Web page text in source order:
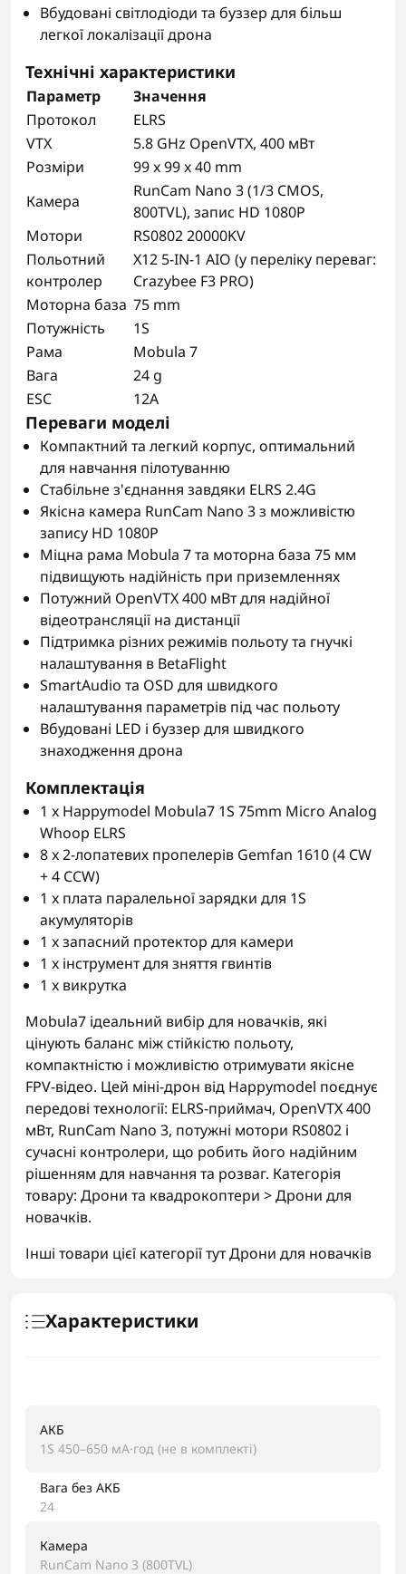
Вбудовані світлодіоди та буззер для більш
легкої локалізації дрона
Технічні характеристики
Параметр
Значення
Протокол
ELRS
VTX
5.8 GHz OpenVTX, 400 мВт
Розміри
99 x 99 x 40 mm
Камера
RunCam Nano 3 (1/3 CMOS,
800TVL), запис HD 1080P
Мотори
RS0802 20000KV
Польотний
контролер
X12 5-IN-1 AIO (у переліку переваг:
Crazybee F3 PRO)
Моторна база 75 mm
Потужність
1S
Рама
Mobula 7
Вага
24 g
ESC
12A
Переваги моделі
Компактний та легкий корпус, оптимальний
для навчання пілотуванню
Стабільне з'єднання завдяки ELRS 2.4G
Якісна камера RunCam Nano 3 з можливістю
запису HD 1080P
Міцна рама Mobula 7 та моторна база 75 мм
підвищують надійність при приземленнях
Потужний OpenVTX 400 мВт для надійної
відеотрансляції на дистанції
Підтримка різних режимів польоту та гнучкі
налаштування в BetaFlight
SmartAudio та OSD для швидкого
налаштування параметрів під час польоту
Вбудовані LED і буззер для швидкого
знаходження дрона
Комплектація
1 x Happymodel Mobula7 1S 75mm Micro Analog
Whoop ELRS
8 x 2-лопатевих пропелерів Gemfan 1610 (4 CW
+ 4 CCW)
1 x плата паралельної зарядки для 1S
акумуляторів
1 x запасний протектор для камери
1 x інструмент для зняття гвинтів
1 x викрутка
Mobula7 ідеальний вибір для новачків, які
цінують баланс між стійкістю польоту,
компактністю і можливістю отримувати якісне
FPV-відео. Цей міні-дрон від Happymodel поєднує
передові технології: ELRS-приймач, OpenVTX 400
мВт, RunCam Nano 3, потужні мотори RS0802 і
сучасні контролери, що робить його надійним
рішенням для навчання та розваг. Категорія
товару: Дрони та квадрокоптери > Дрони для
новачків.
Інші товари цієї категорії тутДрони для новачків
Характеристики
АКБ
1S 450–650 мА·год (не в комплекті)
Вага без АКБ
24
Камера
RunCam Nano 3 (800TVL)